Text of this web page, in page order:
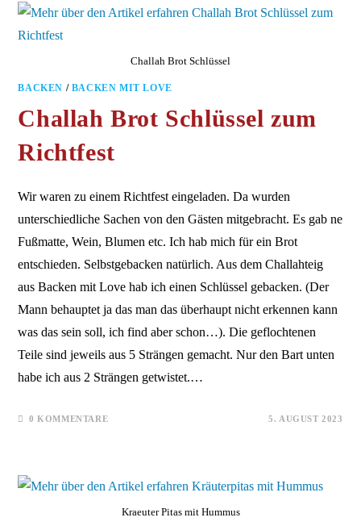
Challah Brot Schlüssel
BACKEN / BACKEN MIT LOVE
Challah Brot Schlüssel zum
Richtfest
Wir waren zu einem Richtfest eingeladen. Da wurden
unterschiedliche Sachen von den Gästen mitgebracht. Es gab ne
Fußmatte, Wein, Blumen etc. Ich hab mich für ein Brot
entschieden. Selbstgebacken natürlich. Aus dem Challahteig
aus Backen mit Love hab ich einen Schlüssel gebacken. (Der
Mann behauptet ja das man das überhaupt nicht erkennen kann
was das sein soll, ich find aber schon…). Die geflochtenen
Teile sind jeweils aus 5 Strängen gemacht. Nur den Bart unten
habe ich aus 2 Strängen getwistet.…
0 KOMMENTARE 5. AUGUST 2023
Kraeuter Pitas mit Hummus